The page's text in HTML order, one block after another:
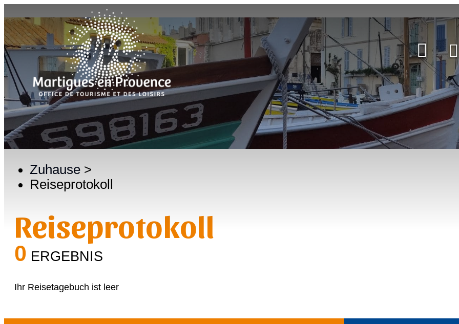
Zuhause >
Reiseprotokoll
Reiseprotokoll
0 ERGEBNIS
Ihr Reisetagebuch ist leer